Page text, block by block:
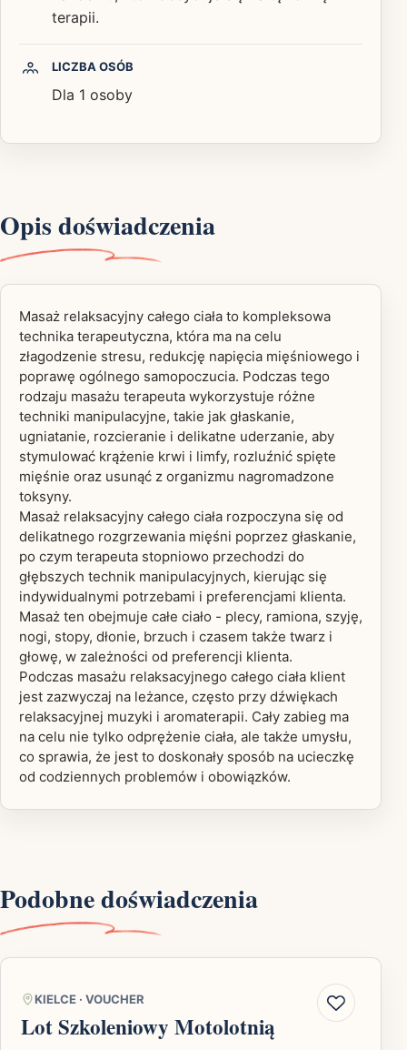
terapii.
LICZBA OSÓB
Dla 1 osoby
Opis doświadczenia
Masaż relaksacyjny całego ciała to kompleksowa
technika terapeutyczna, która ma na celu
złagodzenie stresu, redukcję napięcia mięśniowego i
poprawę ogólnego samopoczucia. Podczas tego
rodzaju masażu terapeuta wykorzystuje różne
techniki manipulacyjne, takie jak głaskanie,
ugniatanie, rozcieranie i delikatne uderzanie, aby
stymulować krążenie krwi i limfy, rozluźnić spięte
mięśnie oraz usunąć z organizmu nagromadzone
toksyny.
Masaż relaksacyjny całego ciała rozpoczyna się od
delikatnego rozgrzewania mięśni poprzez głaskanie,
po czym terapeuta stopniowo przechodzi do
głębszych technik manipulacyjnych, kierując się
indywidualnymi potrzebami i preferencjami klienta.
Masaż ten obejmuje całe ciało - plecy, ramiona, szyję,
nogi, stopy, dłonie, brzuch i czasem także twarz i
głowę, w zależności od preferencji klienta.
Podczas masażu relaksacyjnego całego ciała klient
jest zazwyczaj na leżance, często przy dźwiękach
relaksacyjnej muzyki i aromaterapii. Cały zabieg ma
na celu nie tylko odprężenie ciała, ale także umysłu,
co sprawia, że jest to doskonały sposób na ucieczkę
od codziennych problemów i obowiązków.
Podobne doświadczenia
KIELCE · VOUCHER
Lot Szkoleniowy Motolotnią